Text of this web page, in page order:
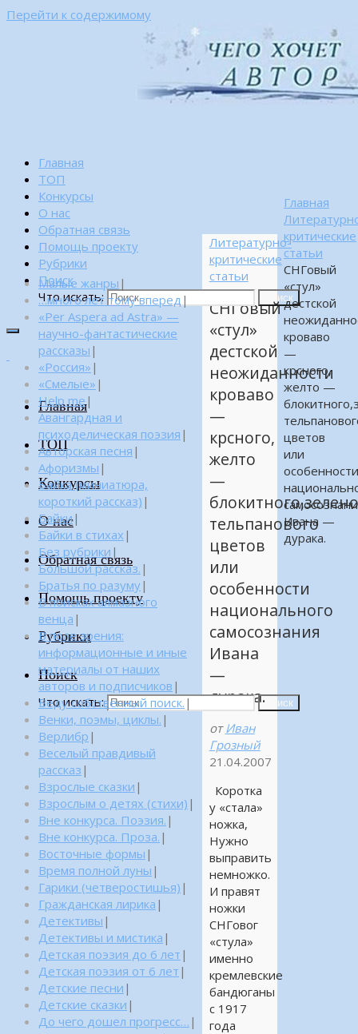
Перейти к содержимому
Главная
ТОП
Конкурсы
О нас
Обратная связь
Помощь проекту
Рубрики
Поиск
Что искать:
Поиск
Главная
ТОП
Конкурсы
О нас
Обратная связь
Помощь проекту
Рубрики
Поиск
Что искать: Поиск
Главная
критические
статьи
CНГовый
«стул»
дестской
кроваво
—
крсного,
желто —
цветов
или
Ивана —
дурака.
Литературно-
критические
статьи
CНГовый
«стул»
дестской
неожиданности
кроваво
—
крсного,
желто
—
тельпанового
цветов
или
особенности
национального
самосознания
Ивана
—
дурака.
от Иван
Грозный
21.04.2007
Коротка
у «стала»
ножка,
Нужно
выправить
немножко.
И правят
ножки
СНГовог
«стула»
именно
кремлевские
бандюганы
с 1917
года
Малые жанры |
…много лет тому вперед |
«Per Aspera ad Astra» —
научно-фантастические
рассказы |
«Россия» |
«Смелые» |
Help me|
Авангардная и
психоделическая поэзия |
Авторская песня |
Афоризмы |
Байка (миниатюра,
короткий рассказ) |
Байки|
Байки в стихах |
Без рубрики |
Большой рассказ. |
Братья по разуму|
В поисках алмазного
венца |
В поле зрения:
информационные и иные
материалы от наших
авторов и подписчиков |
Веду собственный поиск. |
Венки, поэмы, циклы. |
Верлибр |
Веселый правдивый
рассказ |
Взрослые сказки |
Взрослым о детях (стихи) |
Вне конкурса. Поэзия. |
Вне конкурса. Проза. |
Восточные формы |
Время полной луны |
Гарики (четверостишья) |
Гражданская лирика |
Детективы |
Детективы и мистика |
Детская поэзия до 6 лет |
Детская поэзия от 6 лет |
Детские песни |
Детские сказки |
До чего дошел прогресс… |